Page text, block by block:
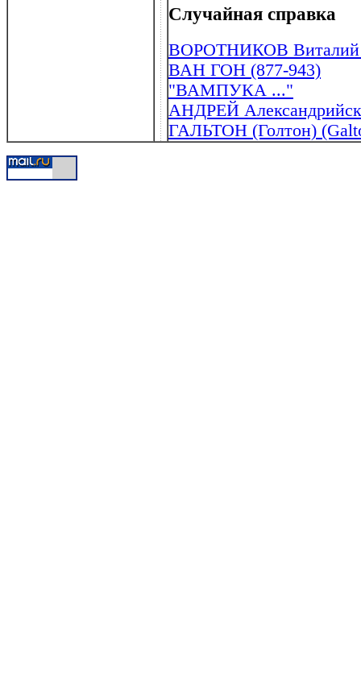
Случайная справка
ВОРОТНИКОВ Виталий
ВАН ГОН (877-943)
"ВАМПУКА ..."
АНДРЕЙ
ГАЛЬТОН (Голтон)